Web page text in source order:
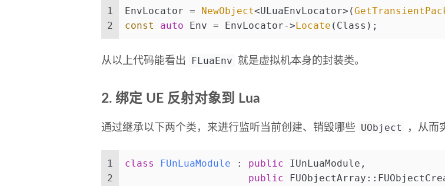
1
2
EnvLocator = NewObject<ULuaEnvLocator>(
const
auto Env = EnvLocator->Locate (Class);
从以上代码能看出 FLuaEnv 就是虚拟机本身的封装类。
2. 绑定 UE 反射对象到 Lua
通过继承以下两个类，来进行监听当前创建、销毁哪些 UObject ，从而
1
2
class FUnLuaModule : public IUnLuaModule,
public